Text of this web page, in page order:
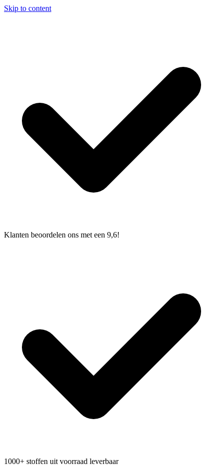
Skip to content
Klanten beoordelen ons met een 9,6!
1000+ stoffen uit voorraad leverbaar